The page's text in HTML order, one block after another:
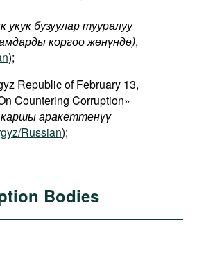
укук бузуулар тууралуу
коргоо жөнүндө),
);
Republic of February 13,
Countering Corruption»
каршы аракеттенүү
Russian);
Bodies